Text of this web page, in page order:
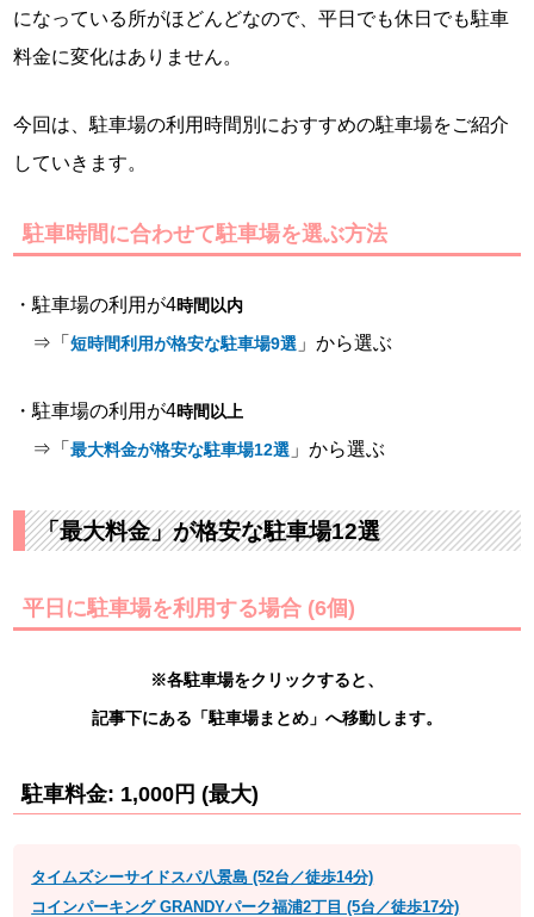
になっている所がほどんどなので、平日でも休日でも駐車
料金に変化はありません。
今回は、駐車場の利用時間別におすすめの駐車場をご紹介
していきます。
駐車時間に合わせて駐車場を選ぶ方法
・駐車場の利用が4時間以内
⇒「短時間利用が格安な駐車場9選 」から選ぶ
・駐車場の利用が4時間以上
⇒「最大料金が格安な駐車場12選 」から選ぶ
「最大料金」が格安な駐車場12選
平日に駐車場を利用する場合 (6個)
※各駐車場をクリックすると、
記事下にある「駐車場まとめ」へ移動します。
駐車料金: 1,000円 (最大)
タイムズシーサイドスパ八景島 (52台／徒歩14分)
コインパーキング GRANDYパーク福浦2丁目 (5台／徒歩17分)